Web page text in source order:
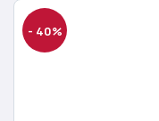
- 40%